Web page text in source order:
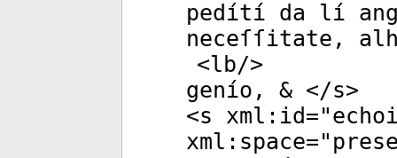
pedítí da lí
neceſſitate,
<lb/>
genío, & </s>
<s xml:id="
xml:space="